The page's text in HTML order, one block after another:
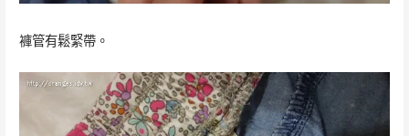
褲管有鬆緊帶。